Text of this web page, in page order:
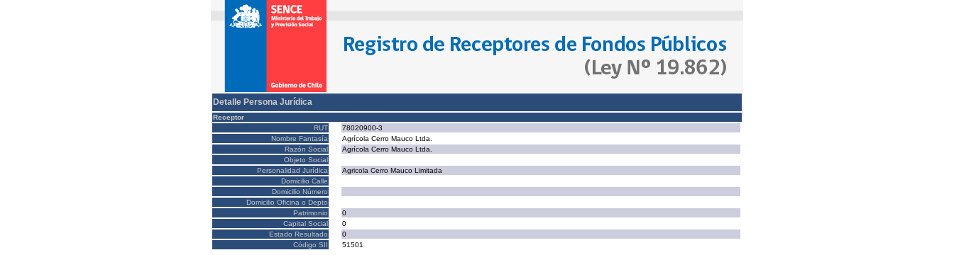
Detalle Persona Jurídica
Receptor
RUT
78020900-3
Nombre Fantasía
Agrícola Cerro Mauco Ltda.
Razón Social
Agrícola Cerro Mauco Ltda.
Objeto Social
Personalidad Jurídica
Agricola Cerro Mauco Limitada
Domicilio Calle
Domicilio Número
Domicilio Oficina o Depto
Patrimonio
0
Capital Social
0
Estado Resultado
0
Código SII
51501